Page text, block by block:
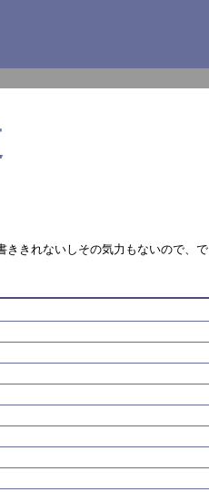
きれないしその気力もないので、